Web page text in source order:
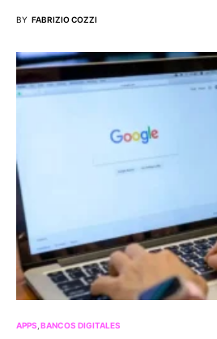
BY FABRIZIO COZZI
APPS BANCOS DIGITALES